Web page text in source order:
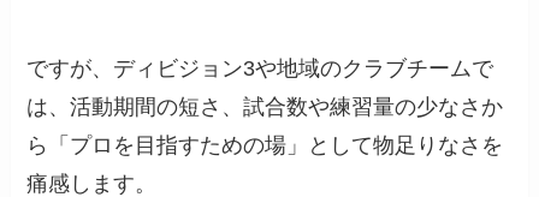
ですが、ディビジョン3や地域のクラブチームで
は、活動期間の短さ、試合数や練習量の少なさか
ら「プロを目指すための場」として物足りなさを
痛感します。